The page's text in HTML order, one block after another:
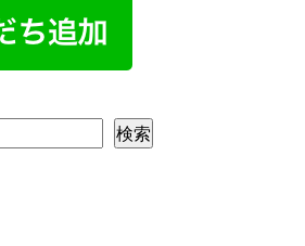
検索